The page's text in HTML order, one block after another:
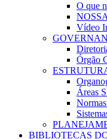
O que
Vídeo
Órgão
Áreas
BIBLIOTECAS